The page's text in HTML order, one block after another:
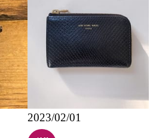
2023/02/01